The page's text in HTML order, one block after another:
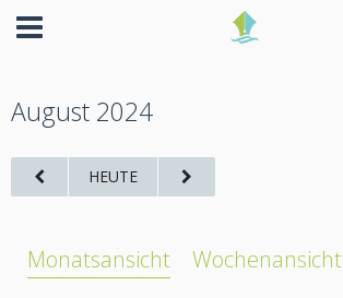
August 2024
HEUTE
Monatsansicht Wochenansicht